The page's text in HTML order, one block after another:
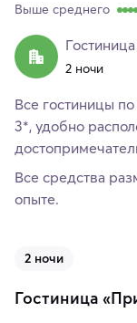
Выше среднего
Гостиница
2 ночи
Все гостиницы
3*, удобно
Все средства
опыте.
2 ночи
Гостиница